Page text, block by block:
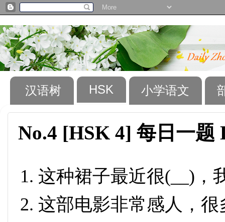
汉语树 HSK 小学语文
No.4 [HSK 4] 每日一题
这种裙子最近很(__)，
这部电影非常感人，